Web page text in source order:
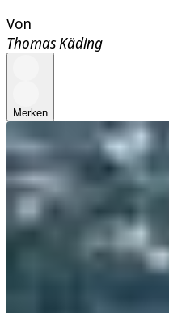
Von
Thomas Käding
Merken